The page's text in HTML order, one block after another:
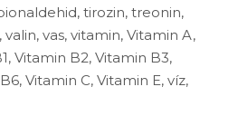
tirozin, treonin,
vas, vitamin, Vitamin A,
Vitamin B2, Vitamin B3,
Vitamin C, Vitamin E, víz,